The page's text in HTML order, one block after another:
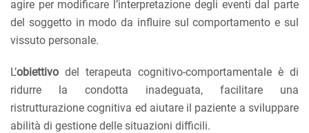
agire per modificare l’interpretazione degli eventi dal parte
del soggetto in modo da influire sul comportamento e sul
vissuto personale.
L’obiettivo del terapeuta cognitivo-comportamentale è di
ridurre la condotta inadeguata, facilitare una
ristrutturazione cognitiva ed aiutare il paziente a sviluppare
abilità di gestione delle situazioni difficili.